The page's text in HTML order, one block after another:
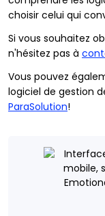
choisir celui qui
Si vous souhaitez
n'hésitez pas à
Vous pouvez
logiciel de gestion
ParaSolution!